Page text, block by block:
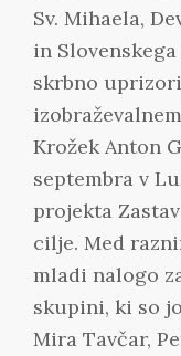
Sv. Mihaela,
in
skrbno
Krožek Anton
septembra v
projekta
cilje. Med
mladi nalogo
skupini, ki so
Mira Tavčar,